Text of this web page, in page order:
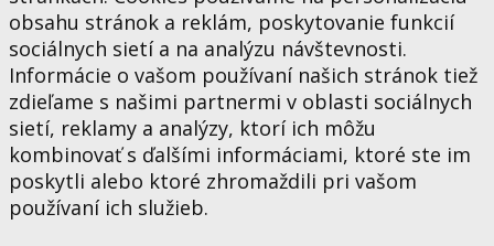
obsahu stránok a reklám, poskytovanie funkcií
sociálnych sietí a na analýzu návštevnosti.
Informácie o vašom používaní našich stránok tiež
zdieľame s našimi partnermi v oblasti sociálnych
sietí, reklamy a analýzy, ktorí ich môžu
kombinovať s ďalšími informáciami, ktoré ste im
poskytli alebo ktoré zhromaždili pri vašom
používaní ich služieb.